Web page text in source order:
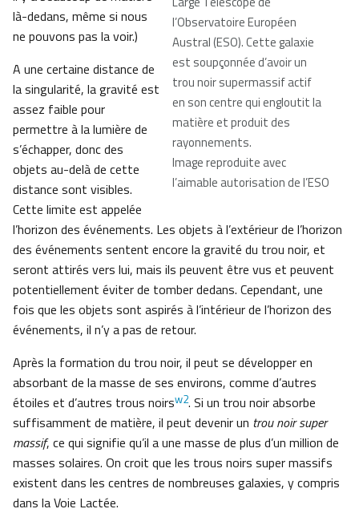
l’Observatoire Européen
Austral (ESO). Cette galaxie
est soupçonnée d’avoir un
trou noir supermassif actif
en son centre qui engloutit la
matière et produit des
rayonnements.
Image reproduite avec
l’aimable autorisation de l’ESO
là-dedans, même si nous
ne pouvons pas la voir.)
A une certaine distance de
la singularité, la gravité est
assez faible pour
permettre à la lumière de
s’échapper, donc des
objets au-delà de cette
distance sont visibles.
Cette limite est appelée
l’horizon des événements. Les objets à l’extérieur de l’horizon
des événements sentent encore la gravité du trou noir, et
seront attirés vers lui, mais ils peuvent être vus et peuvent
potentiellement éviter de tomber dedans. Cependant, une
fois que les objets sont aspirés à l’intérieur de l’horizon des
événements, il n’y a pas de retour.
Après la formation du trou noir, il peut se développer en
absorbant de la masse de ses environs, comme d’autres
étoiles et d’autres trous noirsw2. Si un trou noir absorbe
suffisamment de matière, il peut devenir un trou noir super
massif, ce qui signifie qu’il a une masse de plus d’un million de
masses solaires. On croit que les trous noirs super massifs
existent dans les centres de nombreuses galaxies, y compris
dans la Voie Lactée.